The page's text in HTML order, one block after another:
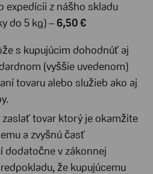
expedícii z nášho skladu
do 5 kg) – 6,50 €
s kupujúcim dohodnúť aj
(vyššie uvedenom)
tovaru alebo služieb ako aj
zaslať tovar ktorý je okamžite
a zvyšnú časť
dodatočne v zákonnej
že kupujúcemu